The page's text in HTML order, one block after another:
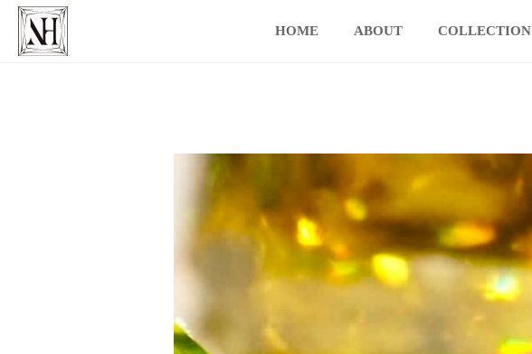
HOME ABOUT COLLECTION